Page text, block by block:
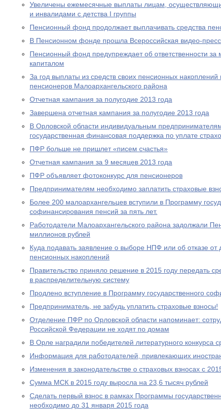
Увеличены ежемесячные выплаты лицам,
и инвалидами с детства I группы
Пенсионный фонд продолжает выплачивать средства
В Пенсионном фонде прошла Всероссийская видео-
Пенсионный фонд предупреждает об ответственности
капиталом
За год выплаты из средств своих пенсионных накоплений
пенсионеров Малоархангельского района
Отчетная кампания за полугодие 2013 года
Завершена отчетная кампания за полугодие 2013 года
В Орловской области индивидуальным
государственная финансовая поддержка по уплате
ПФР больше не пришлет «писем счастья»
Отчетная кампания за 9 месяцев 2013 года
ПФР объявляет фотоконкурс для пенсионеров
Предпринимателям необходимо заплатить страховые
Более 200 малоархангельцев вступили в Программу
софинансирования пенсий за пять лет.
Работодатели Малоархангельского района задолжали
миллионов рублей
Куда подавать заявление о выборе НПФ или об отказе
пенсионных накоплений
Правительство приняло решение в 2015 году передать
в распределительную систему
Продлено вступление в Программу государственного
Предприниматель, не забудь уплатить страховые взносы!
Отделение ПФР по Орловской области напоминает:
Российской Федерации не ходят по домам
В Орле наградили победителей литературного конкурса
Информация для работодателей, привлекающих
Изменения в законодательстве о страховых взносах с
Сумма МСК в 2015 году выросла на 23,6 тысяч рублей
Сделать первый взнос в рамках Программы
необходимо до 31 января 2015 года